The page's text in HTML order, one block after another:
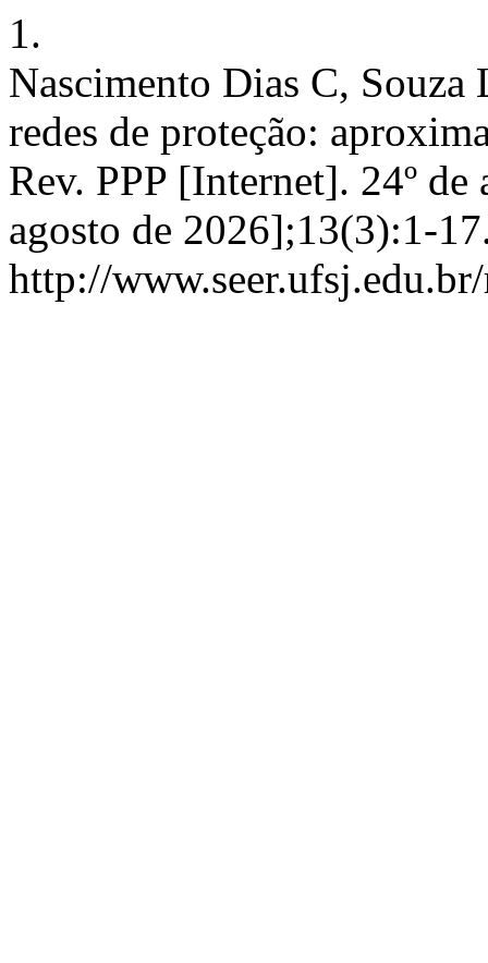
1.
Nascimento Dias C, Souza
redes de proteção:
Rev. PPP [Internet]. 24º
agosto de 2026];13(3):1-
http://